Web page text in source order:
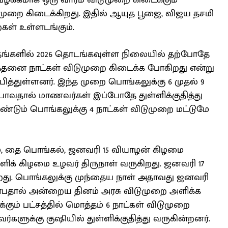
கிடைக்கிறது. இதில் ஆயுத பூஜை, விஜய தசமி
உள்ளடங்கும்.
2026 தொடங்கவுள்ள நிலையில் தற்போதே
நாட்கள் விடுமுறை கிடைக்க போகிறது என்று
இந்த முறை பொங்கலுக்கு 6 முதல் 9
மாணவர்கள் இப்போதே துள்ளிக்குதித்து
பொங்கலுக்கு 4 நாட்கள் விடுமுறை மட்டுமே
தை பொங்கல், ஜனவரி 15 வியாழன் கிழமை
கிழமை உழவர் திருநாள் வருகிறது. ஜனவரி 17
பொங்கலுக்கு முந்தைய நாள் அதாவது ஜனவரி
அன்றைய தினம் அரசு விடுமுறை அளிக்க
பட்சத்தில் மொத்தம் 6 நாட்கள் விடுமுறை
குஷியில் துள்ளிக்குதித்து வருகின்றனர்.